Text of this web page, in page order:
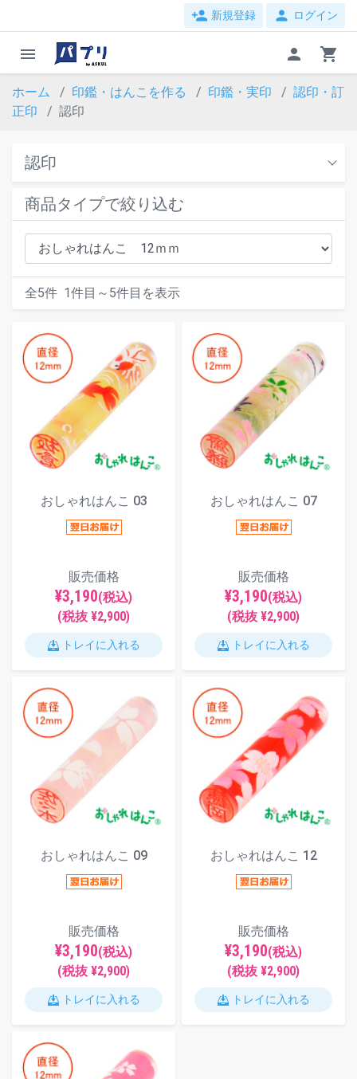
person_add 新規登録 person ログイン
menu person shopping_cart
ホーム 印鑑・はんこを作る 印鑑・実印
認印・訂
正印
認印
認印
商品タイプで絞り込む
全5件 1件目～ 5件目を表示
おしゃれはんこ 03
販売価格
¥3,190(税込)
(税抜 ¥2,900)
トレイに入れる
おしゃれはんこ 07
販売価格
¥3,190(税込)
(税抜 ¥2,900)
トレイに入れる
おしゃれはんこ 09
販売価格
¥3,190(税込)
(税抜 ¥2,900)
トレイに入れる
おしゃれはんこ 12
販売価格
¥3,190(税込)
(税抜 ¥2,900)
トレイに入れる